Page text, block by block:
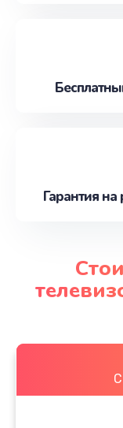
Гарантия